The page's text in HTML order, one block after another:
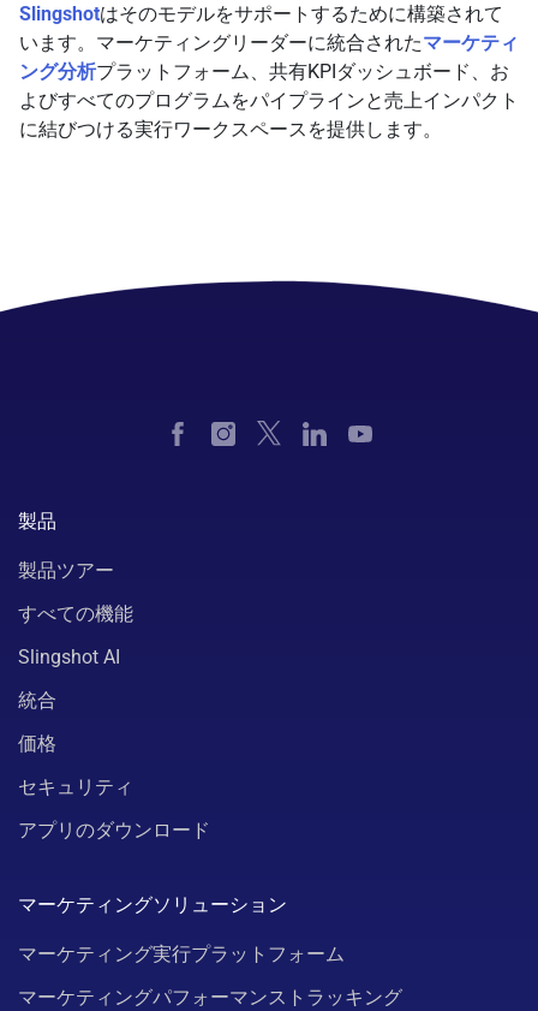
Slingshotはそのモデルをサポートするために構築されて
います。マーケティングリーダーに統合されたマーケティ
ング分析プラットフォーム、共有KPIダッシュボード、お
よびすべてのプログラムをパイプラインと売上インパクト
に結びつける実行ワークスペースを提供します。
製品
製品ツアー
すべての機能
Slingshot AI
統合
価格
セキュリティ
アプリのダウンロード
マーケティングソリューション
マーケティング実行プラットフォーム
マーケティングパフォーマンストラッキング